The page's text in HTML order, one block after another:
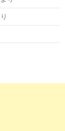
karute.htm
ナースJJ【転職支